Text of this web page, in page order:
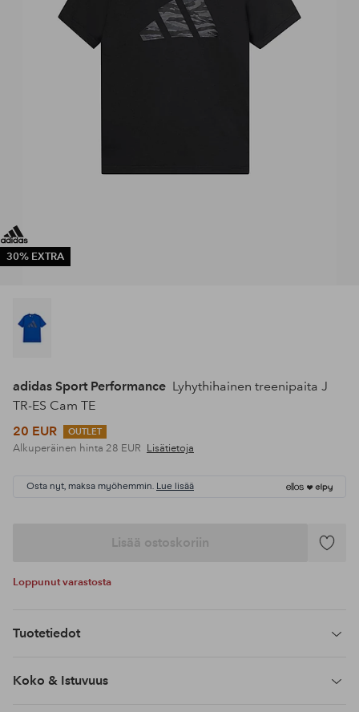
30% EXTRA
adidas Sport Performance Lyhythihainen treenipaita J
TR-ES Cam TE
20 EUR
OUTLET
Alkuperäinen hinta 28 EUR Lisätietoja
Osta nyt, maksa myöhemmin. Lue lisää
Lisää ostoskoriin
Lisää
Loppunut varastosta
Tuotetiedot
Koko & Istuvuus